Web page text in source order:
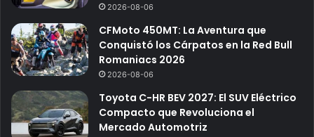
2026-08-06
CFMoto 450MT: La Aventura que
Conquistó los Cárpatos en la Red Bull
Romaniacs 2026
2026-08-06
Toyota C-HR BEV 2027: El SUV Eléctrico
Compacto que Revoluciona el
Mercado Automotriz